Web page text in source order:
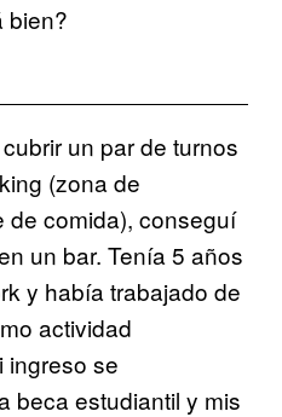
bien?
un par de turnos
(zona de
de comida), conseguí
un bar. Tenía 5 años
y había trabajado de
actividad
ingreso se
beca estudiantil y mis